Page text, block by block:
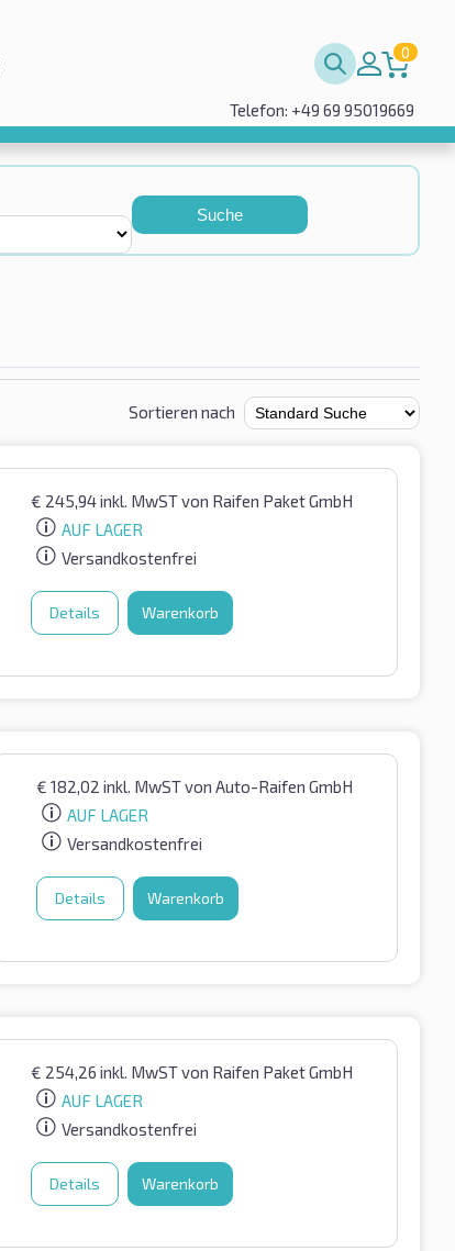
0
Telefon: +49 69 95019669
Suche
Sortieren nach
€ 245,94inkl. MwSTvon Raifen Paket GmbH
AUF LAGER
Versandkostenfrei
Details Warenkorb
€ 182,02 inkl. MwSTvon Auto-Raifen GmbH
AUF LAGER
Versandkostenfrei
Details Warenkorb
€ 254,26 inkl. MwSTvon Raifen Paket GmbH
AUF LAGER
Versandkostenfrei
Details Warenkorb